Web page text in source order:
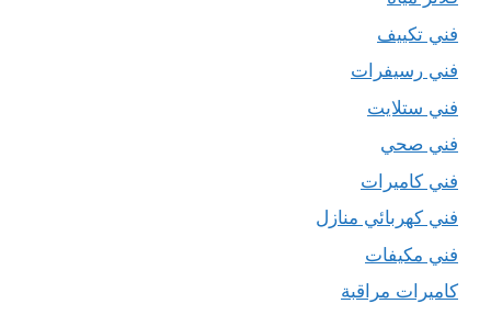
فني تكييف
فني رسيفرات
فني ستلايت
فني صحي
فني كاميرات
فني كهربائي منازل
فني مكيفات
كاميرات مراقبة